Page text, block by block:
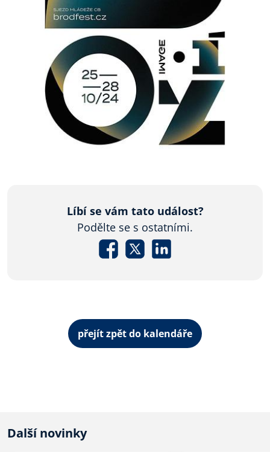
Líbí se vám tato událost?
Podělte se s ostatními.
přejít zpět do kalendáře
Další novinky